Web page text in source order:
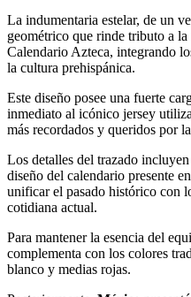
La indumentaria estelar, de un
geométrico que rinde tributo a
Calendario Azteca, integrando
la cultura prehispánica.
Este diseño posee una fuerte
inmediato al icónico jersey
más recordados y queridos por
Los detalles del trazado
diseño del calendario presente
unificar el pasado histórico con
cotidiana actual.
Para mantener la esencia del
complementa con los colores
blanco y medias rojas.